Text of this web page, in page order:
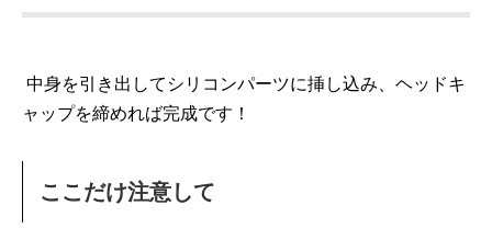
中身を引き出してシリコンパーツに挿し込み、ヘッドキ
ャップを締めれば完成です！
ここだけ注意して